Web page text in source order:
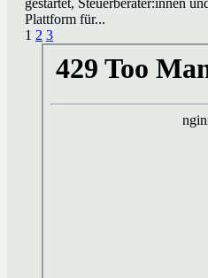
gestartet, Steuerberater:innen
Plattform für...
Page
1 2 3Next